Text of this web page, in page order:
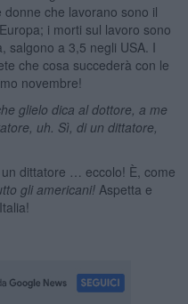
che lavorano sono il
i morti sul lavoro sono
salgono a 3,5 negli USA. I
che cosa succederà con le
novembre!
glielo dica al dottore, a me
uh. Sì, di un dittatore,
dittatore … eccolo! È, come
gli americani! Aspetta e